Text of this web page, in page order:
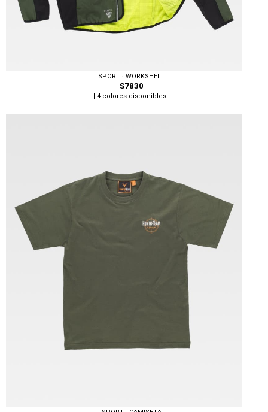
Tallas: S, M, L, XL, XXL, 3XL
SPORT · WORKSHELL
S7830
[ 4 colores disponibles ]